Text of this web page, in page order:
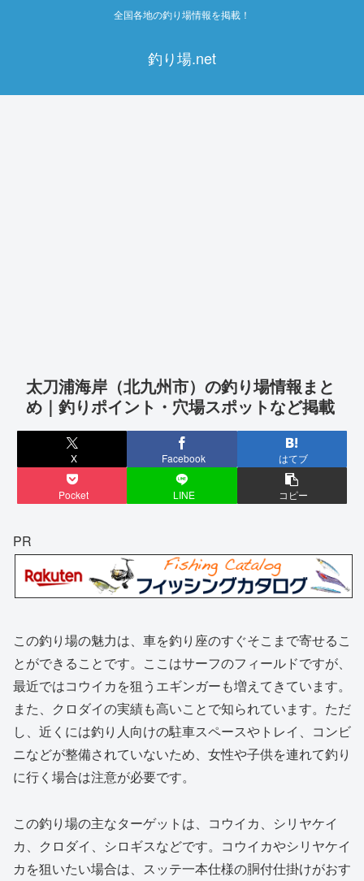
全国各地の釣り場情報を掲載！
釣り場.net
太刀浦海岸（北九州市）の釣り場情報まと
め｜釣りポイント・穴場スポットなど掲載
X Facebook はてブ
Pocket LINE コピー
PR
この釣り場の魅力は、車を釣り座のすぐそこまで寄せるこ
とができることです。ここはサーフのフィールドですが、
最近ではコウイカを狙うエギンガーも増えてきています。
また、クロダイの実績も高いことで知られています。ただ
し、近くには釣り人向けの駐車スペースやトレイ、コンビ
ニなどが整備されていないため、女性や子供を連れて釣り
に行く場合は注意が必要です。
この釣り場の主なターゲットは、コウイカ、シリヤケイ
カ、クロダイ、シロギスなどです。コウイカやシリヤケイ
カを狙いたい場合は、スッテ一本仕様の胴付仕掛けがおす